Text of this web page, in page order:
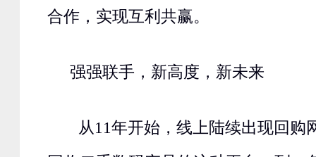
合作，实现互利共赢。
强强联手，新高度，新未来
从11年开始，线上陆续出现回购